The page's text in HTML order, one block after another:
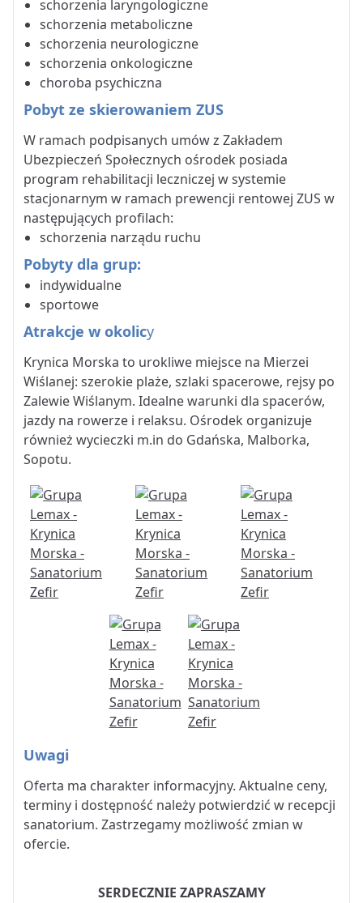
schorzenia laryngologiczne
schorzenia metaboliczne
schorzenia neurologiczne
schorzenia onkologiczne
choroba psychiczna
Pobyt ze skierowaniem ZUS
W ramach podpisanych umów z Zakładem
Ubezpieczeń Społecznych ośrodek posiada
program rehabilitacji leczniczej w systemie
stacjonarnym w ramach prewencji rentowej ZUS w
następujących profilach:
schorzenia narządu ruchu
Pobyty dla grup:
indywidualne
sportowe
Atrakcje w okolicy
Krynica Morska to urokliwe miejsce na Mierzei
Wiślanej: szerokie plaże, szlaki spacerowe, rejsy po
Zalewie Wiślanym. Idealne warunki dla spacerów,
jazdy na rowerze i relaksu. Ośrodek organizuje
również wycieczki m.in do Gdańska, Malborka,
Sopotu.
Uwagi
Oferta ma charakter informacyjny. Aktualne ceny,
terminy i dostępność należy potwierdzić w recepcji
sanatorium. Zastrzegamy możliwość zmian w
ofercie.
SERDECZNIE ZAPRASZAMY